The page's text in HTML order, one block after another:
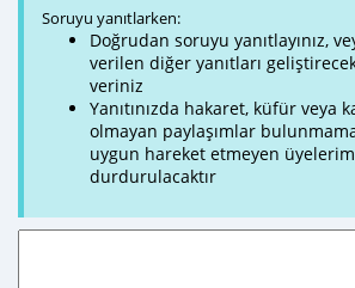
Soruyu yanıtlarken:
Doğrudan soruyu yanıtlayınız,
verilen diğer yanıtları
veriniz
Yanıtınızda hakaret, küfür veya
olmayan paylaşımlar
uygun hareket etmeyen
durdurulacaktır